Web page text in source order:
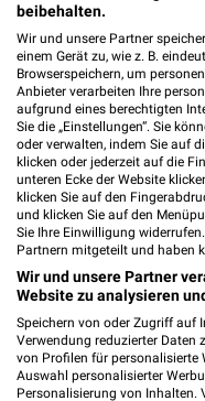
weekli Magazin
17.04.2026
beibehalten.
Wir und unsere Partner
einem Gerät zu, wie z. B.
Browserspeichern, um
Anbieter verarbeiten Ihre
aufgrund eines berechtigten
Sie die „Einstellungen“. Sie
oder verwalten, indem Sie auf
klicken oder jederzeit auf die
unteren Ecke der Website
klicken Sie auf den
und klicken Sie auf den
Sie Ihre Einwilligung
Partnern mitgeteilt und haben
Wir und unsere Partner
Website zu analysieren
Speichern von oder Zugriff auf
Verwendung reduzierter Daten
von Profilen für personalisierte
Auswahl personalisierter
Personalisierung von Inhalten.